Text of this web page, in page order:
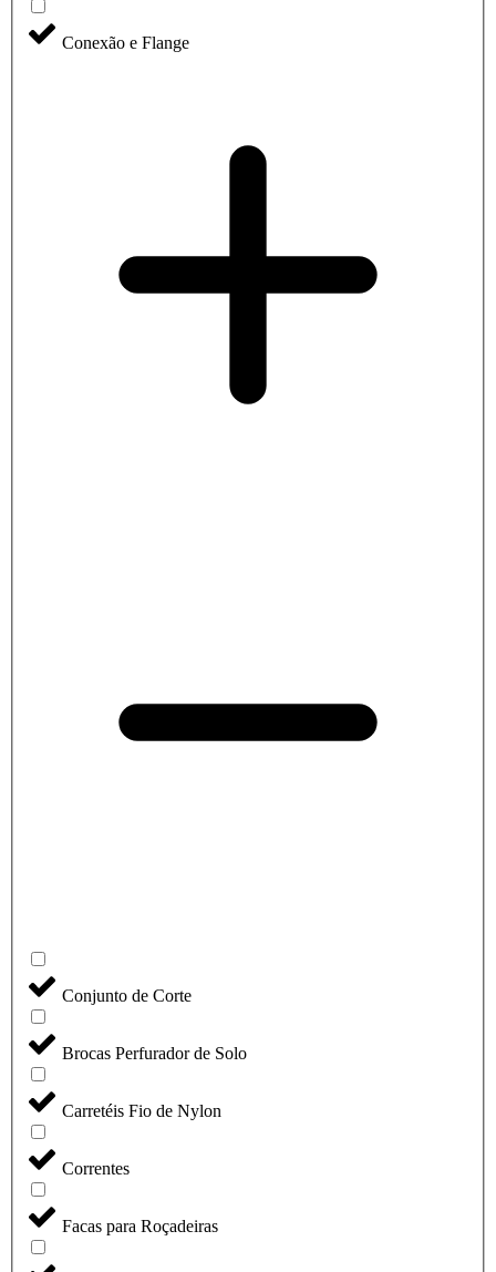
Conexão e Flange
Conjunto de Corte
Brocas Perfurador de Solo
Carretéis Fio de Nylon
Correntes
Facas para Roçadeiras